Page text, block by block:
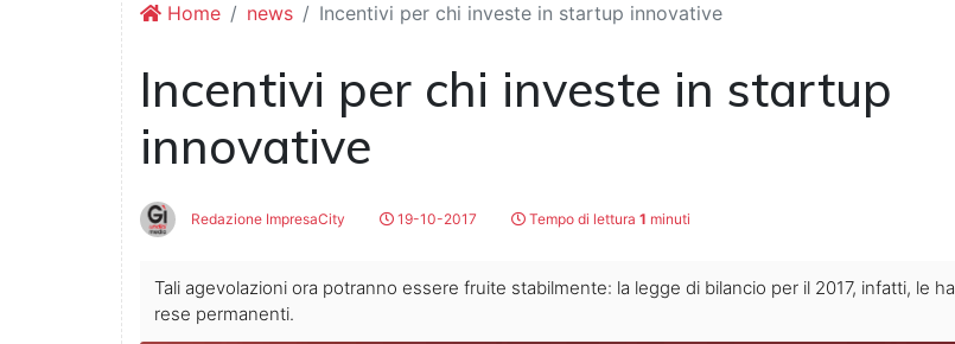
Home news Incentivi per chi investe in startup innovative
Incentivi per chi investe in startup
innovative
Redazione ImpresaCity 19-10-2017 Tempo di lettura 1 minuti
Tali agevolazioni ora potranno essere fruite stabilmente: la legge di bilancio per il 2017, infatti, le ha
rese permanenti.